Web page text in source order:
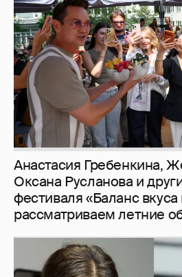
Анастасия Гребенкина,
Оксана Русланова и
фестиваля «Баланс
рассматриваем летние